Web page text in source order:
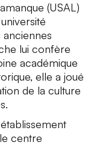
(USAL)
anciennes
lui confère
académique
elle a joué
de la culture
centre